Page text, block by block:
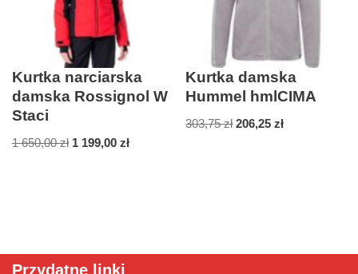
Kurtka narciarska
damska Rossignol W
Staci
1 650,00zł 1 199,00 zł
Kurtka damska
Hummel hmlCIMA
303,75zł 206,25zł
Przydatne linki